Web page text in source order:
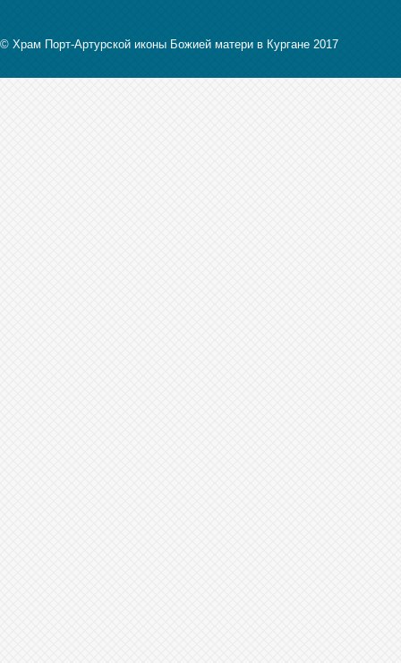
© Храм Порт-Артурской иконы Божией матери в Кургане 2017